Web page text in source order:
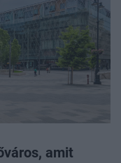
amit